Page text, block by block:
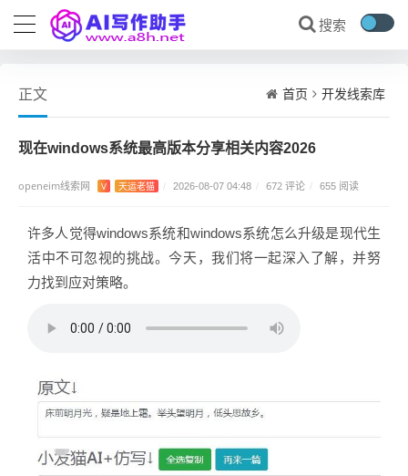
正文 首页 开发线索库
现在windows系统最高版本分享相关内容2026
openeim线索网 V 天运老猫 / 2026-08-07 04:48 / 672 评论 / 655 阅读
许多人觉得windows系统和windows系统怎么升级是现代生
活中不可忽视的挑战。今天，我们将一起深入了解，并努
力找到应对策略。